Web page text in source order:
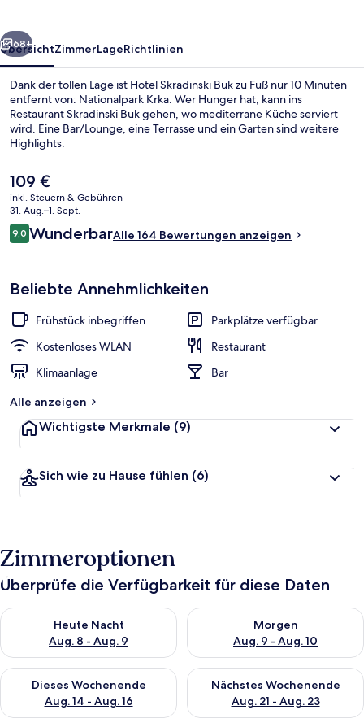
Weiter
68+
ÜbersichtZimmerLageRichtlinien
Dank der tollen Lage ist Hotel Skradinski Buk zu Fuß nur 10 Minuten
entfernt von: Nationalpark Krka. Wer Hunger hat, kann ins
Restaurant Skradinski Buk gehen, wo mediterrane Küche serviert
wird. Eine Bar/Lounge, eine Terrasse und ein Garten sind weitere
Highlights.
Der
aktuelle
Preis
beträgt
109 €.
109 €
inkl. Steuern & Gebühren
31. Aug.–1. Sept.
Bewertungen
9,09,0 von 10.
WunderbarAlle 164 Bewertungen anzeigen
Beliebte Annehmlichkeiten
Frühstück inbegriffen
Parkplätze verfügbar
Kostenloses WLAN
Restaurant
Klimaanlage
Bar
Alle anzeigen
Wichtigste Merkmale (9)
Sich wie zu Hause fühlen (6)
Zimmeroptionen
Überprüfe die Verfügbarkeit für diese Daten
Heute Nacht
Aug. 8 - Aug. 9
Überprüfe die Verfügbarkeit für heute Nacht, Aug. 8 - Aug. 9.
Morgen
Aug. 9 - Aug. 10
Überprüfe die Verfügbarkeit
Dieses Wochenende
Aug. 14 - Aug. 16
Überprüfe die Verfügbarkeit für dieses Wochenende, Aug. 14
Nächstes Wochenende
Aug. 21 - Aug. 23
Überprüfe die Verfügbarkeit